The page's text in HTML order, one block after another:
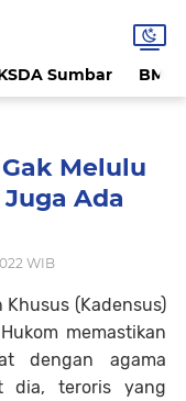
Sumbar
Melulu
Ada
WIB
Khusus (Kadensus)
memastikan
dengan agama
dia, teroris yang